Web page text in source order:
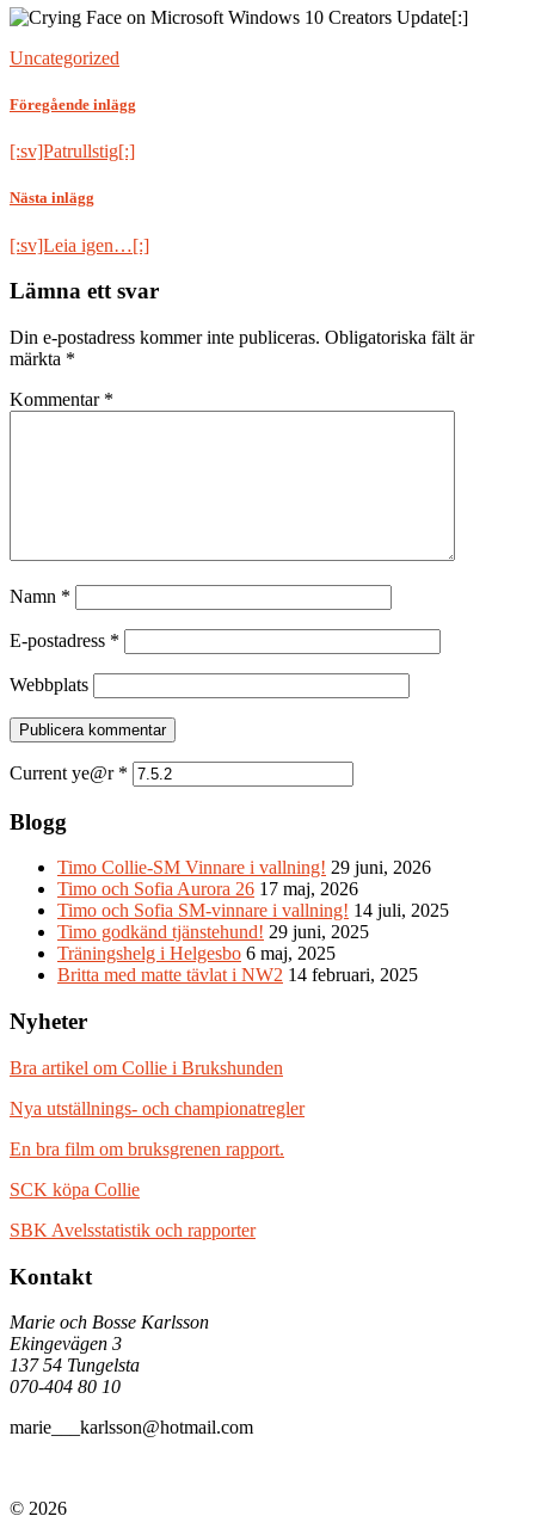
[:]
Uncategorized
Föregående inlägg
[:sv]Patrullstig[:]
Nästa inlägg
[:sv]Leia igen…[:]
Lämna ett svar
Din e-postadress kommer inte publiceras. Obligatoriska fält är
märkta *
Kommentar *
Namn *
E-postadress *
Webbplats
Current ye@r *
Blogg
Timo Collie-SM Vinnare i vallning! 29 juni, 2026
Timo och Sofia Aurora 26 17 maj, 2026
Timo och Sofia SM-vinnare i vallning! 14 juli, 2025
Timo godkänd tjänstehund! 29 juni, 2025
Träningshelg i Helgesbo 6 maj, 2025
Britta med matte tävlat i NW2 14 februari, 2025
Nyheter
Bra artikel om Collie i Brukshunden
Nya utställnings- och championatregler
En bra film om bruksgrenen rapport.
SCK köpa Collie
SBK Avelsstatistik och rapporter
Kontakt
Marie och Bosse Karlsson
Ekingevägen 3
137 54 Tungelsta
070-404 80 10
marie___karlsson@hotmail.com
© 2026